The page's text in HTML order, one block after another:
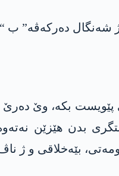
دەرکەڤە” ب
دکن، شەرەکی پێویست
بدن ھێزێن
بێەخلاقی و ژ